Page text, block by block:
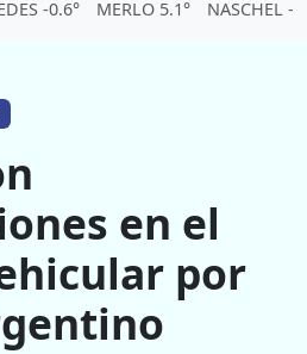
-0.6° MERLO 5.1° NASCHEL -
en el
por